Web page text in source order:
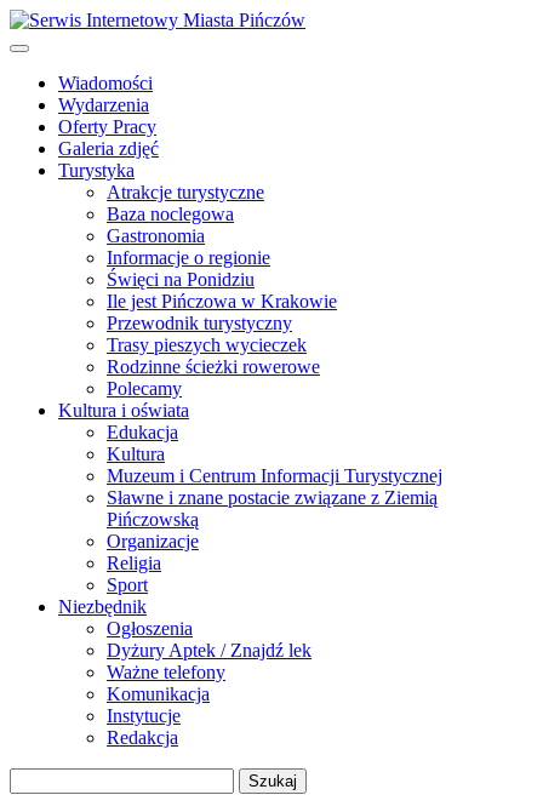
Wiadomości
Wydarzenia
Oferty Pracy
Galeria zdjęć
Turystyka
Atrakcje turystyczne
Baza noclegowa
Gastronomia
Informacje o regionie
Święci na Ponidziu
Ile jest Pińczowa w Krakowie
Przewodnik turystyczny
Trasy pieszych wycieczek
Rodzinne ścieżki rowerowe
Polecamy
Kultura i oświata
Edukacja
Kultura
Muzeum i Centrum Informacji Turystycznej
Sławne i znane postacie związane z Ziemią
Pińczowską
Organizacje
Religia
Sport
Niezbędnik
Ogłoszenia
Dyżury Aptek / Znajdź lek
Ważne telefony
Komunikacja
Instytucje
Redakcja